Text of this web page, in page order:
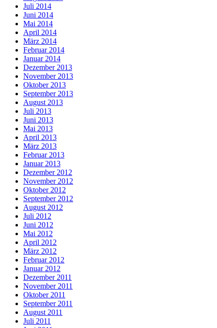
Juli 2014
Juni 2014
Mai 2014
April 2014
März 2014
Februar 2014
Januar 2014
Dezember 2013
November 2013
Oktober 2013
September 2013
August 2013
Juli 2013
Juni 2013
Mai 2013
April 2013
März 2013
Februar 2013
Januar 2013
Dezember 2012
November 2012
Oktober 2012
September 2012
August 2012
Juli 2012
Juni 2012
Mai 2012
April 2012
März 2012
Februar 2012
Januar 2012
Dezember 2011
November 2011
Oktober 2011
September 2011
August 2011
Juli 2011